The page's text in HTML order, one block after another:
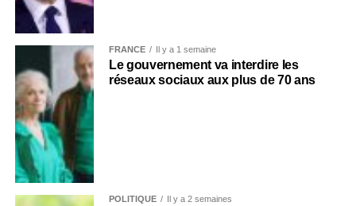
FRANCE Il y a 1 semaine
Le gouvernement va interdire les
réseaux sociaux aux plus de 70 ans
POLITIQUE Il y a 2 semaines